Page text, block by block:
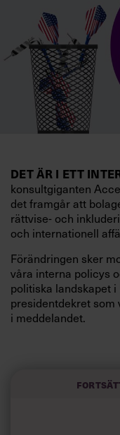
DET ÄR I ETT
konsultgiganten
det framgår att
rättvise- och
och internationell
Förändringen sker
våra interna policys
politiska landskapet
presidentdekret som
i meddelandet.